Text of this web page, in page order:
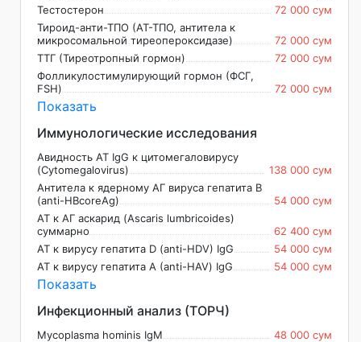
Тестостерон
72 000 сум
Тироид-анти-ТПО (АТ-ТПО, антитела к
микросомальной тиреопероксидазе)
72 000 сум
ТТГ (Тиреотропный гормон)
72 000 сум
Фолликулостимулирующий гормон (ФСГ,
FSH)
72 000 сум
Показать
Иммунологические исследования
Авидность АТ IgG к цитомегаловирусу
(Cytomegalovirus)
138 000 сум
Антитела к ядерному АГ вируса гепатита В
(anti-НBcoreAg)
54 000 сум
АТ к АГ аскарид (Ascaris lumbricoides)
суммарно
62 400 сум
АТ к вирусу гепатита D (anti-HDV) IgG
54 000 сум
АТ к вирусу гепатита А (anti-HAV) IgG
54 000 сум
Показать
Инфекционный анализ (ТОРЧ)
Mycoplasma hominis IgM
48 000 сум